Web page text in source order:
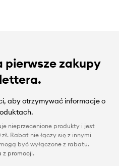
pierwsze zakupy
aby otrzymywać informacje o
nieprzecenione produkty i jest
Rabat nie łączy się z innymi
być wyłączone z rabatu.
z promocji.